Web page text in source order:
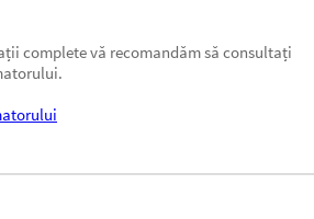
complete vă recomandăm să consultați